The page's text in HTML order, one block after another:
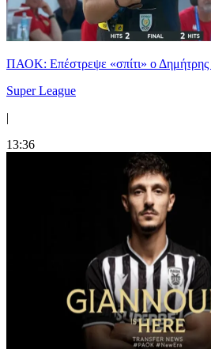
ΠΑΟΚ: Επέστρεψε «σπίτι» ο Δημήτρης
Super League
|
13:36